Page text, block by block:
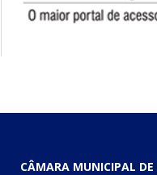
CÂMARA MUNICIPAL DE